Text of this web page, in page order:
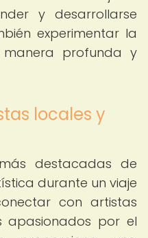
y desarrollarse
experimentar la
profunda y
locales y
destacadas de
durante un viaje
con artistas
apasionados por el